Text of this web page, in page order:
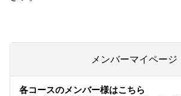
メンバーマイページ
各コースのメンバー様はこちら